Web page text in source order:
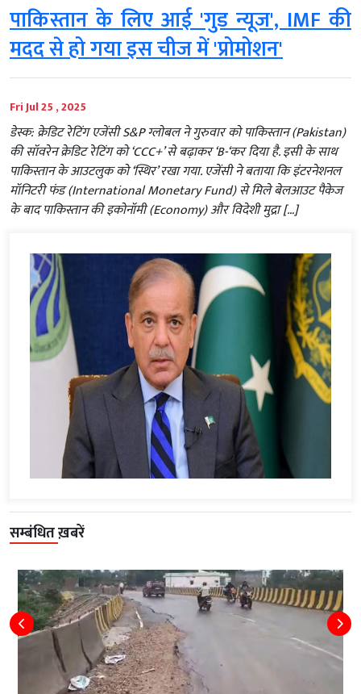
पाकिस्तान के लिए आई 'गुड न्यूज', IMF की
मदद से हो गया इस चीज में 'प्रोमोशन'
Fri Jul 25 , 2025
डेस्क: क्रेडिट रेटिंग एजेंसी S&P ग्लोबल ने गुरुवार को पाकिस्तान (Pakistan)
की सॉवरेन क्रेडिट रेटिंग को ‘CCC+’ से बढ़ाकर ‘B-‘कर दिया है. इसी के साथ
पाकिस्तान के आउटलुक को ‘स्थिर’ रखा गया. एजेंसी ने बताया कि इंटरनेशनल
मॉनिटरी फंड (International Monetary Fund) से मिले बेलआउट पैकेज
के बाद पाकिस्तान की इकोनॉमी (Economy) और विदेशी मुद्रा […]
सम्बंधित ख़बरें